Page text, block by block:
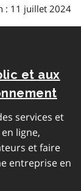
: 11 juillet 2024
et aux
services et
ligne,
et faire
entreprise en